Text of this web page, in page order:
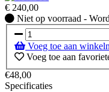
€ 240,00
Niet
op
voorraad
-
Wordt
verzonden
wanneer
Niet op voorraad -
Voeg toe aan
Voeg toe aan
€48,00
Specificaties